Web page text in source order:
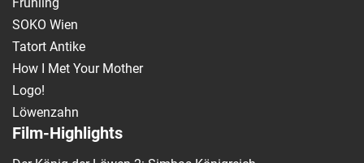
SOKO Wien
Tatort Antike
How I Met Your Mother
Logo!
Löwenzahn
Film-Highlights